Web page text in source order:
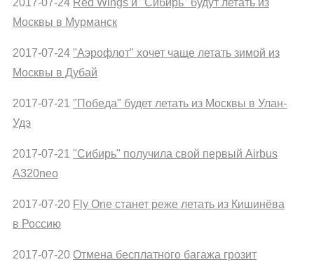
2017-07-24 Red Wings и "Сибирь" будут летать из
Москвы в Мурманск
2017-07-24 "Аэрофлот" хочет чаще летать зимой из
Москвы в Дубай
2017-07-21 "Победа" будет летать из Москвы в Улан-
Удэ
2017-07-21 "Сибирь" получила свой первый Airbus
A320neo
2017-07-20 Fly One станет реже летать из Кишинёва
в Россию
2017-07-20 Отмена бесплатного багажа грозит